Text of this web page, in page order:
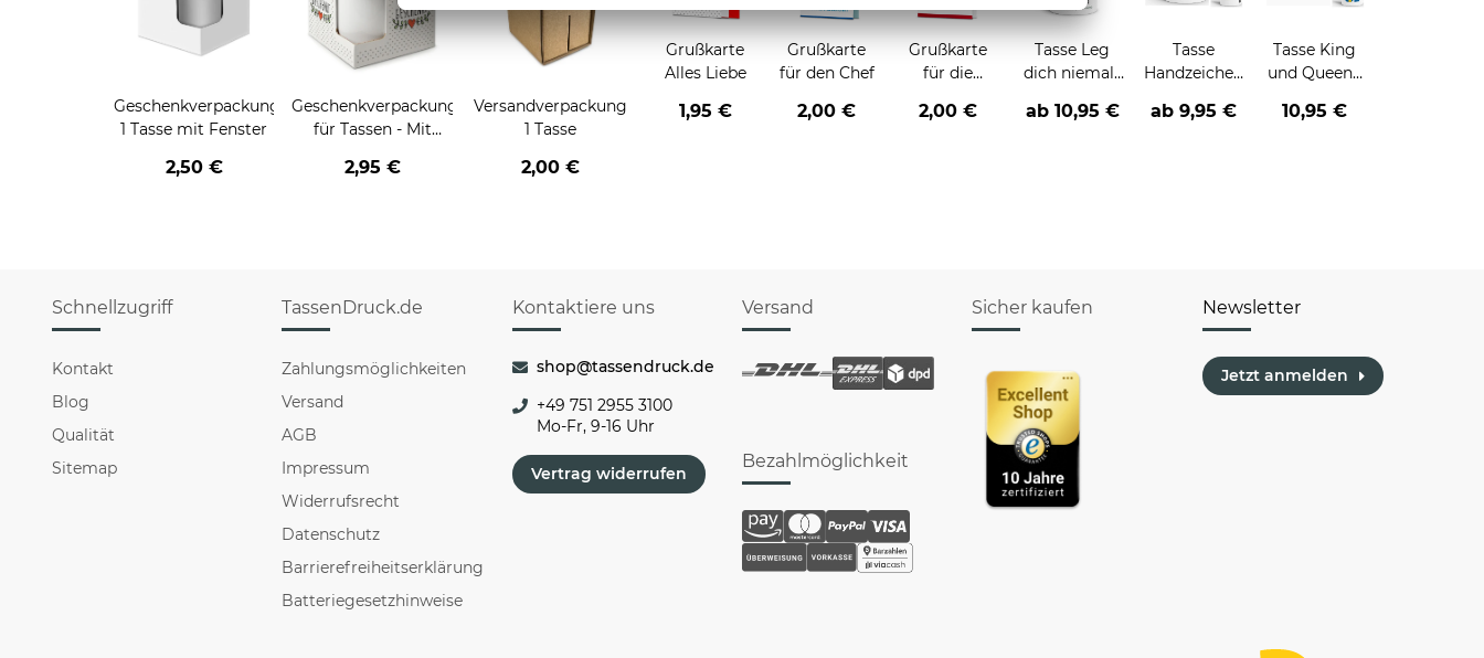
Geschenkverpackung
1 Tasse mit Fenster
2,50 €
Geschenkverpackung
für Tassen - Mit
2,95 €
Versandverpackung
1 Tasse
2,00 €
Grußkarte
Alles Liebe
1,95 €
Grußkarte
für den Chef
2,00 €
Grußkarte
für die
2,00 €
Tasse Leg
dich niemals
an
ab 10,95 €
Tasse
Handzeichen
verschiedene
ab9,95 €
Tasse King
und Queen -
Länder-
10,95 €
Schnellzugriff
Kontakt
Blog
Qualität
Sitemap
TassenDruck.de
Zahlungsmöglichkeiten
Versand
AGB
Impressum
Widerrufsrecht
Datenschutz
Barrierefreiheitserklärung
Batteriegesetzhinweise
Kontaktiere uns
shop@tassendruck.de
+49 751 2955 3100
Mo-Fr, 9-16 Uhr
Vertrag widerrufen
Versand
Bezahlmöglichkeit
Sicher kaufen Newsletter
Jetzt anmelden